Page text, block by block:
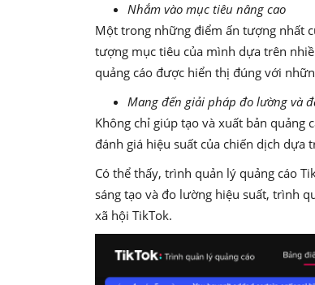
Nhắm vào mục tiêu nâng cao
Một trong những điểm ấn tượng nhất
tượng mục tiêu của mình dựa trên
quảng cáo được hiển thị đúng với
Mang đến giải pháp đo lường và
Không chỉ giúp tạo và xuất bản quảng
đánh giá hiệu suất của chiến dịch
Có thể thấy, trình quản lý quảng cáo
sáng tạo và đo lường hiệu suất, trình
xã hội TikTok.